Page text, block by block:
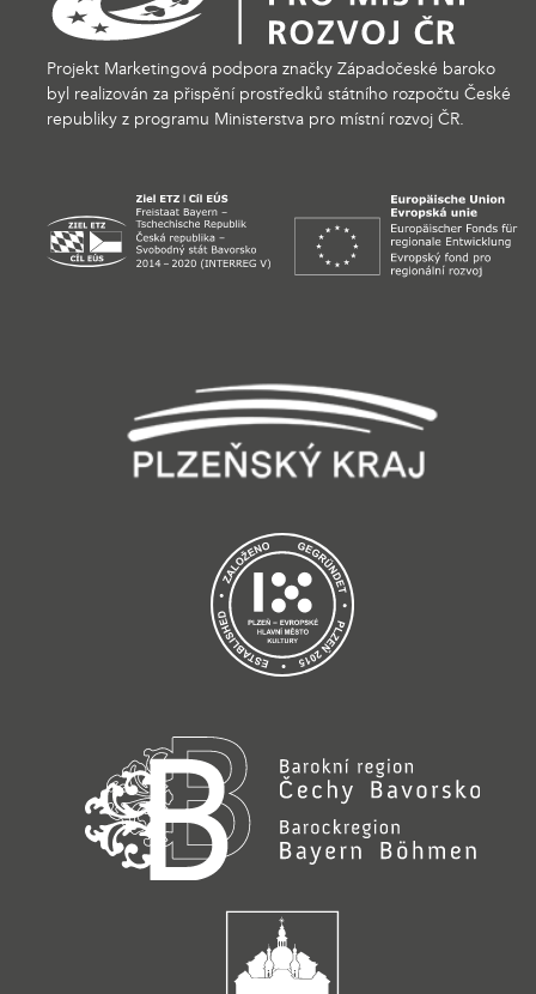
Projekt Marketingová podpora značky Západočeské baroko
byl realizován za přispění prostředků státního rozpočtu České
republiky z programu Ministerstva pro místní rozvoj ČR.